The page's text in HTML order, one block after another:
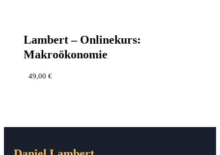
Lam­bert – Online­kurs:
Makroökonomie
49,00 €